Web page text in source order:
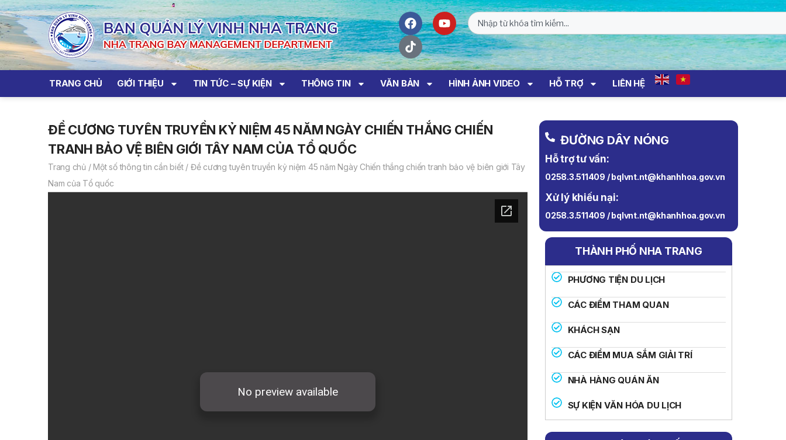
TRANG CHỦ GIỚI THIỆU TIN TỨC – SỰ KIỆN THÔNG TIN VĂN BẢN HÌNH ẢNH VIDEO HỖ TRỢ LIÊN HỆ
ĐỀ CƯƠNG TUYÊN TRUYỀN KỶ NIỆM 45 NĂM NGÀY CHIẾN THẮNG CHIẾN
TRANH BẢO VỆ BIÊN GIỚI TÂY NAM CỦA TỔ QUỐC
Trang chủ / Một số thông tin cần biết/ Đề cương tuyên truyền kỷ niệm 45 năm Ngày Chiến thắng chiến tranh bảo vệ biên giới Tây
Nam của Tổ quốc
ĐƯỜNG DÂY NÓNG
Hỗ trợ tư vấn:
0258.3.511409 / bqlvnt.nt@khanhhoa.gov.vn
Xử lý khiếu nại:
0258.3.511409 / bqlvnt.nt@khanhhoa.gov.vn
THÀNH PHỐ NHA TRANG
PHƯƠNG TIỆN DU LỊCH
CÁC ĐIỂM THAM QUAN
KHÁCH SẠN
CÁC ĐIỂM MUA SẮM GIẢI TRÍ
NHÀ HÀNG QUÁN ĂN
SỰ KIỆN VĂN HÓA DU LỊCH